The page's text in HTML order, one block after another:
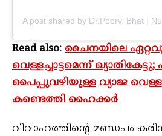
Read also: ചൈനയിലെ
വെള്ളച്ചാട്ടമെന്ന്
പൈപ്പുവഴിയുള്ള വ്യാജ
കണ്ടെത്തി ഹൈക്കർ
വിവാഹത്തിൻ്റെ മണ്ഡപം